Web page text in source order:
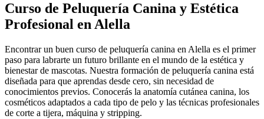
Curso de Peluquería Canina y Estética
Profesional en Alella
Encontrar un buen curso de peluquería canina en Alella es el primer
paso para labrarte un futuro brillante en el mundo de la estética y
bienestar de mascotas. Nuestra formación de peluquería canina está
diseñada para que aprendas desde cero, sin necesidad de
conocimientos previos. Conocerás la anatomía cutánea canina, los
cosméticos adaptados a cada tipo de pelo y las técnicas profesionales
de corte a tijera, máquina y stripping.